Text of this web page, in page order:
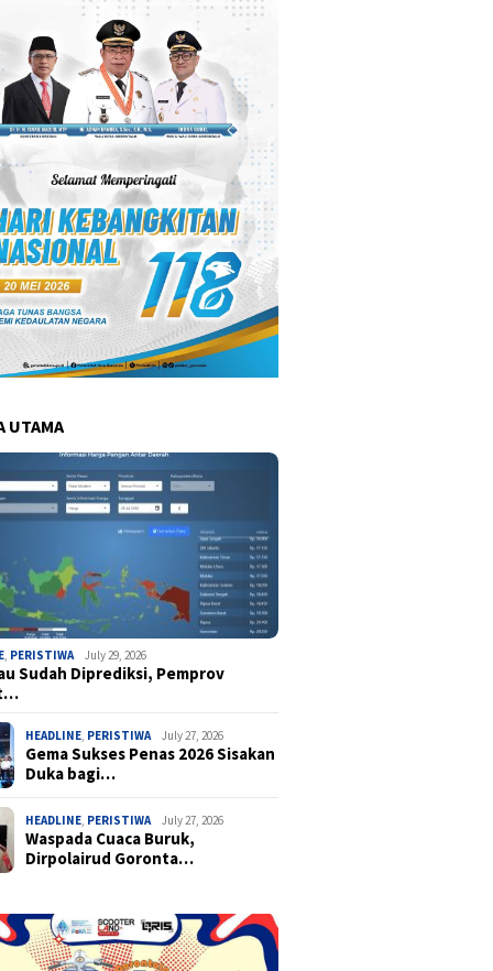
UTAMA
, PERISTIWA July 29, 2026
Sudah Diprediksi, Pemprov
HEADLINE, PERISTIWA July 27, 2026
Gema Sukses Penas 2026 Sisakan
Duka bagi…
HEADLINE, PERISTIWA July 27, 2026
Waspada Cuaca Buruk,
Dirpolairud Goronta…